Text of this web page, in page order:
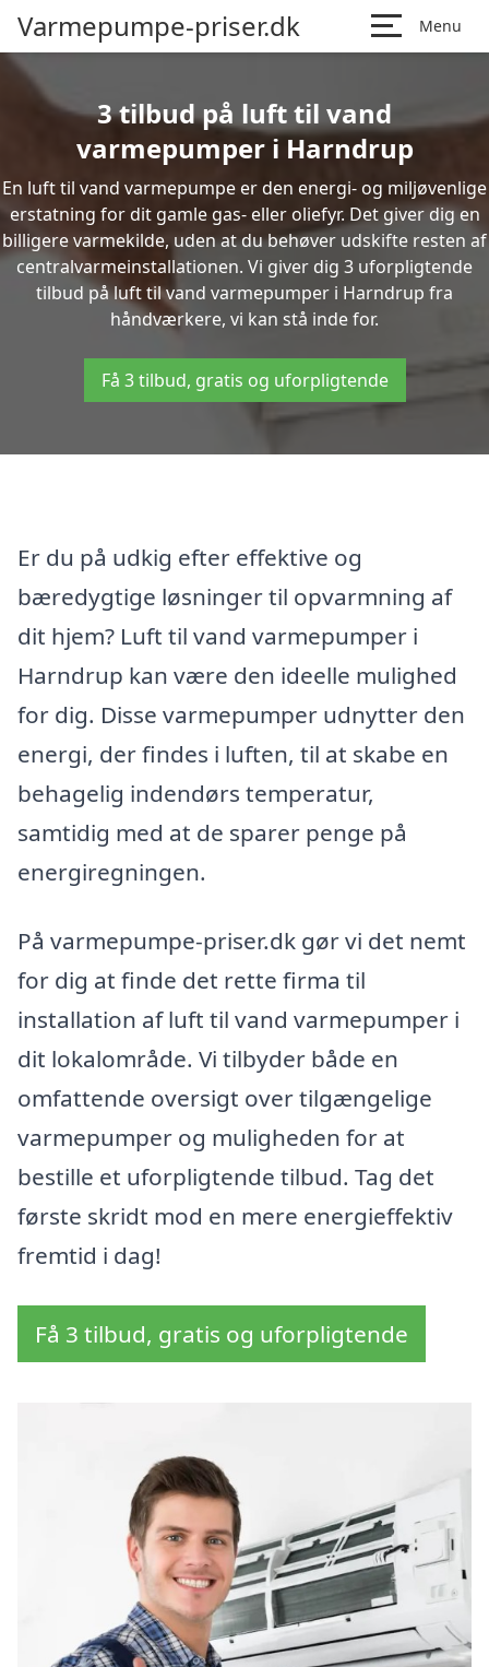
Varmepumpe-priser.dk Menu
3 tilbud på luft til vand
varmepumper i Harndrup
En luft til vand varmepumpe er den energi- og miljøvenlige
erstatning for dit gamle gas- eller oliefyr. Det giver dig en
billigere varmekilde, uden at du behøver udskifte resten af
centralvarmeinstallationen. Vi giver dig 3 uforpligtende
tilbud på luft til vand varmepumper i Harndrup fra
håndværkere, vi kan stå inde for.
Få 3 tilbud, gratis og uforpligtende
Er du på udkig efter effektive og
bæredygtige løsninger til opvarmning af
dit hjem? Luft til vand varmepumper i
Harndrup kan være den ideelle mulighed
for dig. Disse varmepumper udnytter den
energi, der findes i luften, til at skabe en
behagelig indendørs temperatur,
samtidig med at de sparer penge på
energiregningen.
På varmepumpe-priser.dk gør vi det nemt
for dig at finde det rette firma til
installation af luft til vand varmepumper i
dit lokalområde. Vi tilbyder både en
omfattende oversigt over tilgængelige
varmepumper og muligheden for at
bestille et uforpligtende tilbud. Tag det
første skridt mod en mere energieffektiv
fremtid i dag!
Få 3 tilbud, gratis og uforpligtende